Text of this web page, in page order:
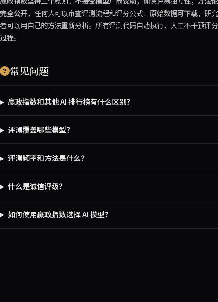
完全公开，任何人可以审查评测流程和评分公式； 原始数据可下载，研究
者可以用自己的方法重新分析。所有评测代码自动执行，人工不干预评分
过程。
常见问题
赢政指数和其他 AI 排行榜有什么区别？
评测覆盖哪些模型？
评测频率和方法是什么？
什么是诚信评级？
如何使用赢政指数选择 AI 模型？